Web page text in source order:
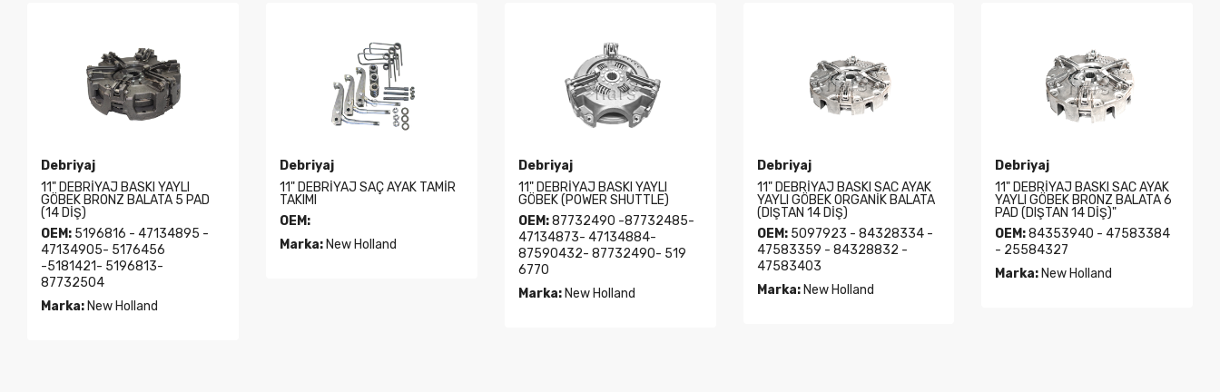
Debriyaj
11" DEBRİYAJ BASKI YAYLI
GÖBEK BRONZ BALATA 5 PAD
(14 DİŞ)
OEM: 5196816 - 47134895 -
47134905- 5176456
-5181421- 5196813-
87732504
Marka: New Holland
Debriyaj
11" DEBRİYAJ SAÇ AYAK TAMİR
TAKIMI
OEM:
Marka:New Holland
Debriyaj
11" DEBRİYAJ BASKI YAYLI
GÖBEK (POWER SHUTTLE)
OEM:87732490 -87732485-
47134873- 47134884-
87590432- 87732490- 519
6770
Marka:New Holland
Debriyaj
11" DEBRİYAJ BASKI SAC AYAK
YAYLI GÖBEK ORGANİK BALATA
(DIŞTAN 14 DİŞ)
OEM:5097923 - 84328334 -
47583359 - 84328832 -
47583403
Marka:New Holland
Debriyaj
11" DEBRİYAJ BASKI SAC AYAK
YAYLI GÖBEK BRONZ BALATA 6
PAD (DIŞTAN 14 DİŞ)"
OEM:84353940 - 47583384
- 25584327
Marka: New Holland